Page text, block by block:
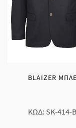
BLAIZER ΜΠΛΕ
ΚΩΔ: SK-414-Β